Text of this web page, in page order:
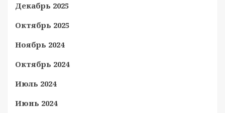
Декабрь 2025
Октябрь 2025
Ноябрь 2024
Октябрь 2024
Июль 2024
Июнь 2024